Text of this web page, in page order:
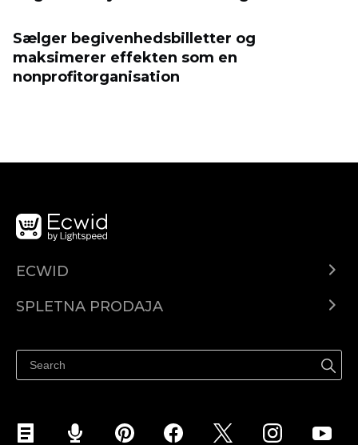
Sælger begivenhedsbilletter og
maksimerer effekten som en
nonprofitorganisation
ECWID
SPLETNA PRODAJA
Prodaja na Instagramu